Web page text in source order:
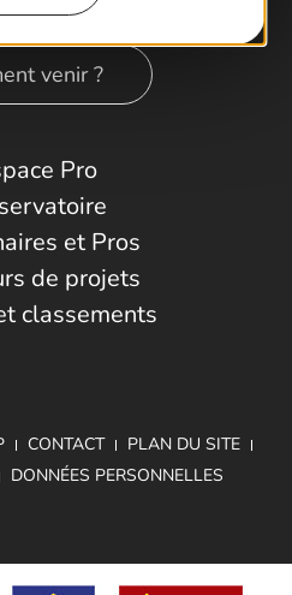
venir ?
Pro
et Pros
de projets
classements
CONTACT
PLAN DU SITE
DONNÉES PERSONNELLES